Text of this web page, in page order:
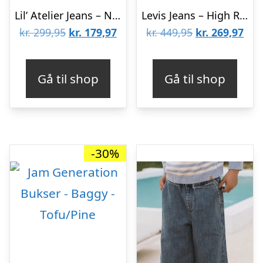
Lil’ Atelier Jeans – NmnDamla – Baggy – Medium Blue Denim
kr.299,95 Den
var:
kr. 299,95.
kr. 179,97Den
kr. 179,97.
Gå til shop
Levis Jeans – High Rise Baggy – Dance Around
kr.449,95 Den
var:
kr. 449,95.
kr. 269,97Den
kr.
Gå til shop
-30%